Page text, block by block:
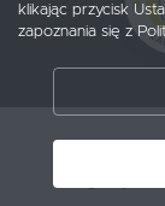
klikając przycisk
zapoznania się z